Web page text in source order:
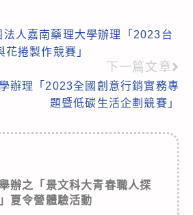
法人嘉南藥理大學辦理「2023台
捲製作競賽」
下一篇文章
辦理「2023全國創意行銷實務專
題暨低碳生活企劃競賽」
辦之「景文科大青春職人探
夏令營體驗活動